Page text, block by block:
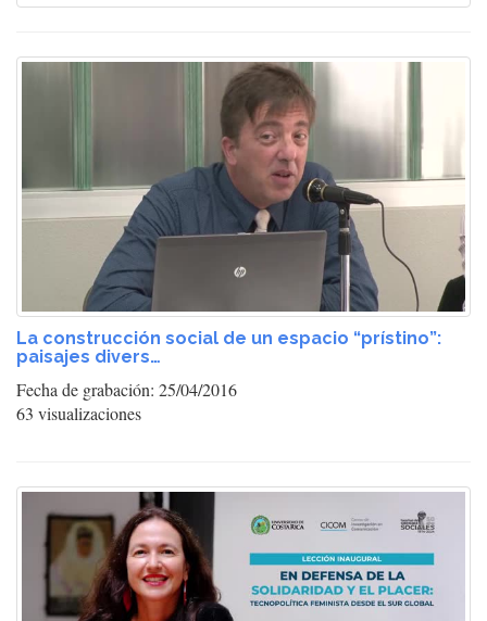
La construcción social de un espacio “prístino”:
paisajes divers…
Fecha de grabación: 25/04/2016
63 visualizaciones